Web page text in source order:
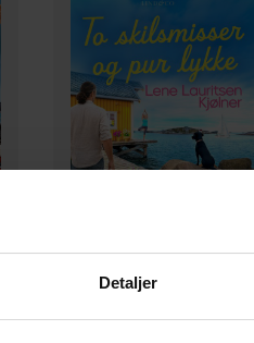
Detaljer
To skilsmisser og pur lykke
Lene Lauritsen Kjølner
LYDBOK